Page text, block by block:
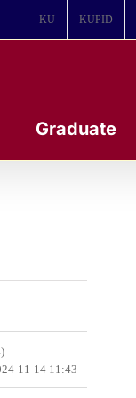
KU KUPID
Graduate
11-14 11:43